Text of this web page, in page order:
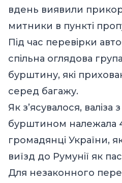
вдень виявили
митники в пункті
Під час перевірки
спільна оглядова
бурштину, які
серед багажу.
Як з’ясувалося,
бурштином належала
громадянці України,
виїзд до Румунії як
Для незаконного